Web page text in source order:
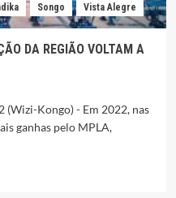
Songo Vista Alegre
DA REGIÃO VOLTAM A
(Wizi-Kongo) - Em 2022, nas
ganhas pelo MPLA,